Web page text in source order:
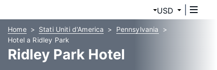
USD
Home Stati Uniti d'America
Pennsylvania
Hotel a Ridley Park
Ridley Park Hotel